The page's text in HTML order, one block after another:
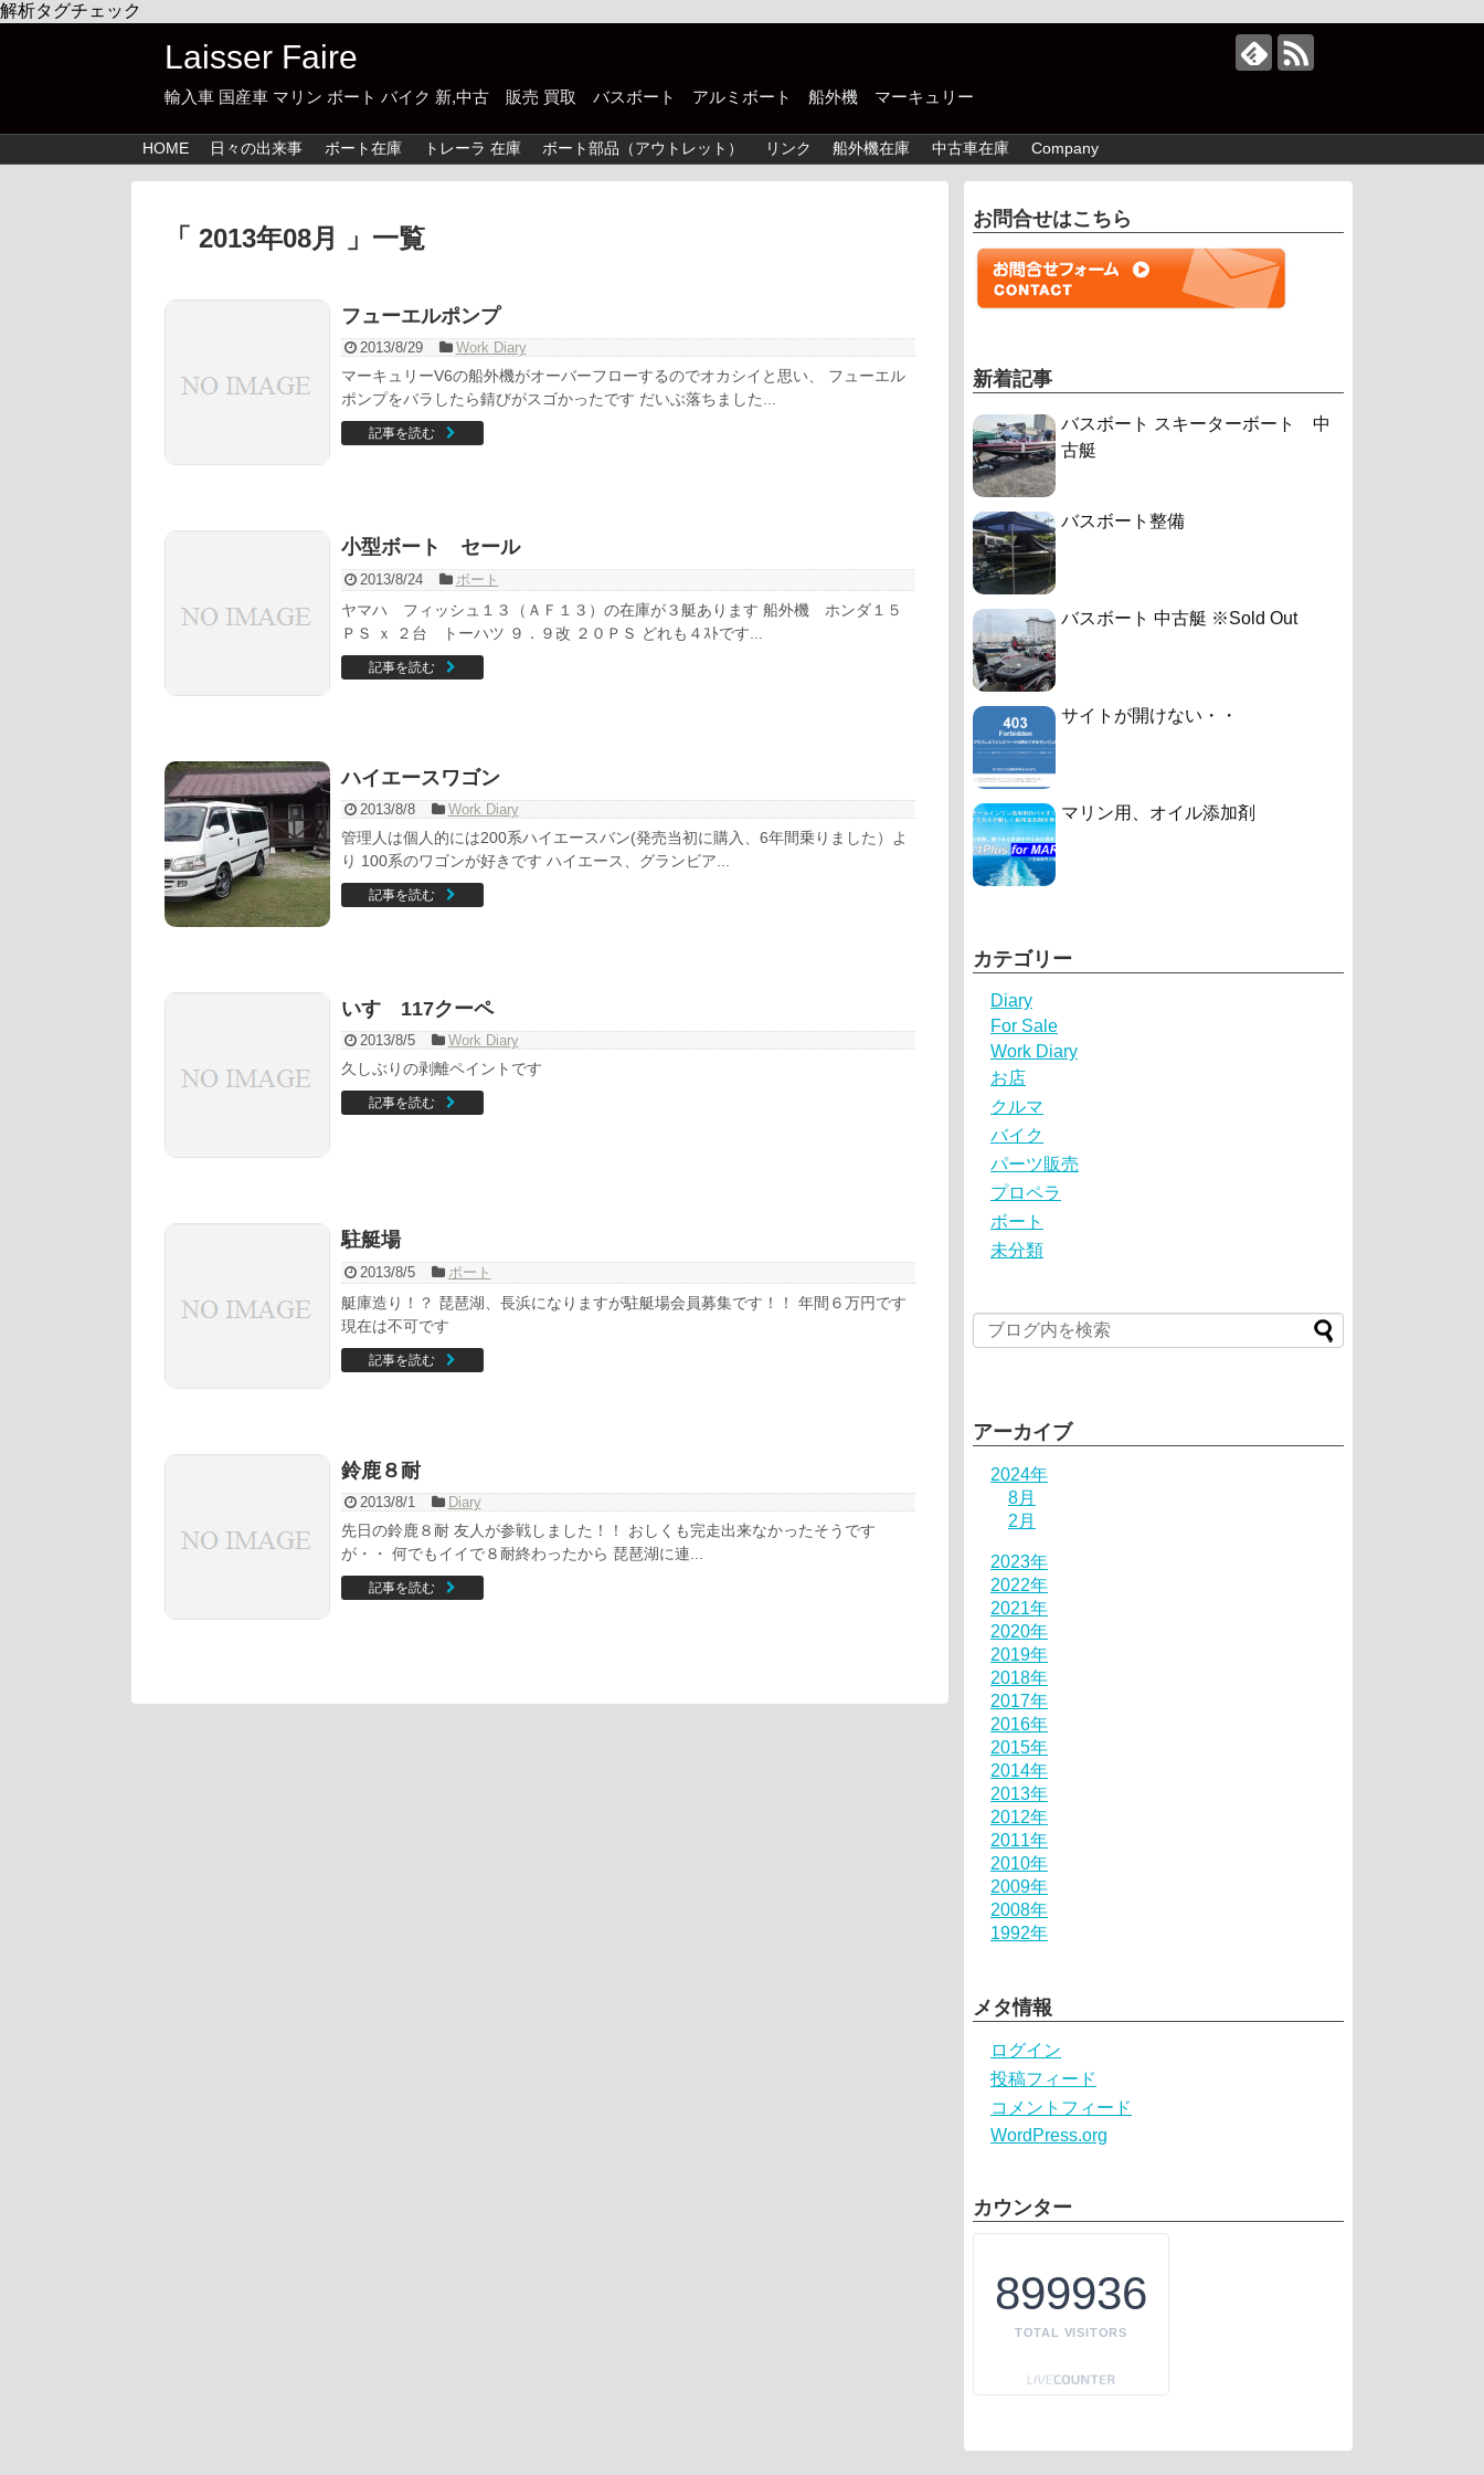
解析タグチェック
Laisser Faire
輸入車 国産車 マリン ボート バイク 新,中古 販売 買取 バスボート アルミボート 船外機 マーキュリー
HOME 日々の出来事 ボート在庫 トレーラ 在庫 ボート部品（アウトレット） リンク 船外機在庫 中古車在庫 Company
「 2013年08月 」一覧
フューエルポンプ
2013/8/29 Work Diary
マーキュリーV6の船外機がオーバーフローするのでオカシイと思い、 フューエル
ポンプをバラしたら錆びがスゴかったです だいぶ落ちました...
記事を読む
小型ボート セール
2013/8/24 ボート
ヤマハ フィッシュ１３（ＡＦ１３）の在庫が３艇あります 船外機 ホンダ１５
ＰＳ ｘ ２台 トーハツ ９．９改 ２０ＰＳ どれも４ｽﾄです...
記事を読む
ハイエースワゴン
2013/8/8 Work Diary
管理人は個人的には200系ハイエースバン(発売当初に購入、6年間乗りました）よ
り 100系のワゴンが好きです ハイエース、グランビア...
記事を読む
いすゞ117クーペ
2013/8/5 Work Diary
久しぶりの剥離ペイントです
記事を読む
駐艇場
2013/8/5 ボート
艇庫造り！？ 琵琶湖、長浜になりますが駐艇場会員募集です！！ 年間６万円です
現在は不可です
記事を読む
鈴鹿８耐
2013/8/1 Diary
先日の鈴鹿８耐 友人が参戦しました！！ おしくも完走出来なかったそうです
が・・ 何でもイイで８耐終わったから 琵琶湖に連...
記事を読む
お問合せはこちら
新着記事
バスボート スキーターボート 中
古艇
バスボート整備
バスボート 中古艇 ※Sold Out
サイトが開けない・・
マリン用、オイル添加剤
カテゴリー
Diary
For Sale
Work Diary
お店
クルマ
バイク
パーツ販売
プロペラ
ボート
未分類
アーカイブ
2024年
8月
2月
2023年
2022年
2021年
2020年
2019年
2018年
2017年
2016年
2015年
2014年
2013年
2012年
2011年
2010年
2009年
2008年
1992年
メタ情報
ログイン
投稿フィード
コメントフィード
WordPress.org
カウンター
899936
TOTAL VISITORS